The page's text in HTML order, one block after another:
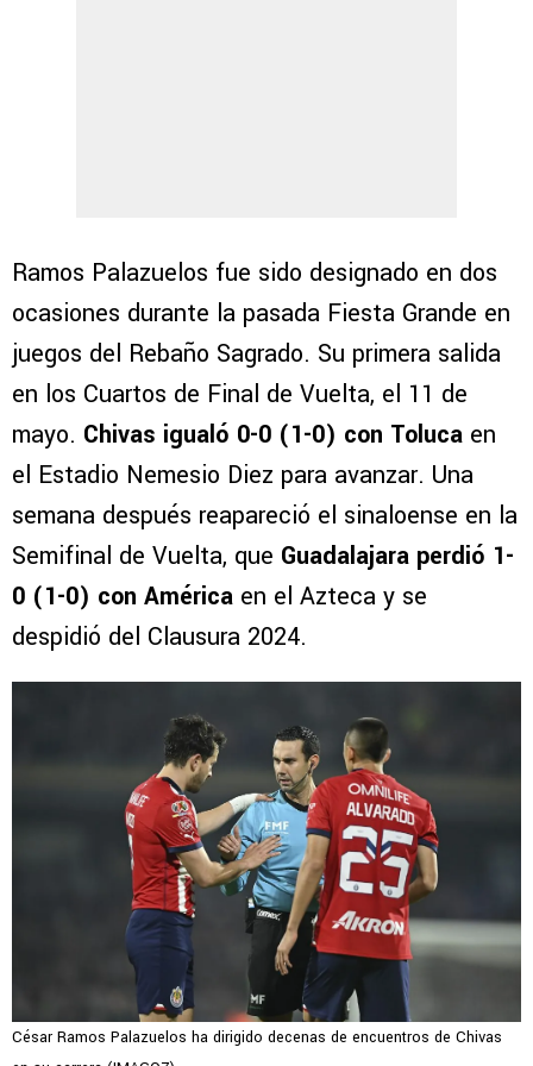
Ramos Palazuelos fue sido designado en dos
ocasiones durante la pasada Fiesta Grande en
juegos del Rebaño Sagrado. Su primera salida
en los Cuartos de Final de Vuelta, el 11 de
mayo. Chivas igualó 0-0 (1-0) con Toluca en
el Estadio Nemesio Diez para avanzar. Una
semana después reapareció el sinaloense en la
Semifinal de Vuelta, que Guadalajara perdió 1-
0 (1-0) con América en el Azteca y se
despidió del Clausura 2024.
César Ramos Palazuelos ha dirigido decenas de encuentros de Chivas